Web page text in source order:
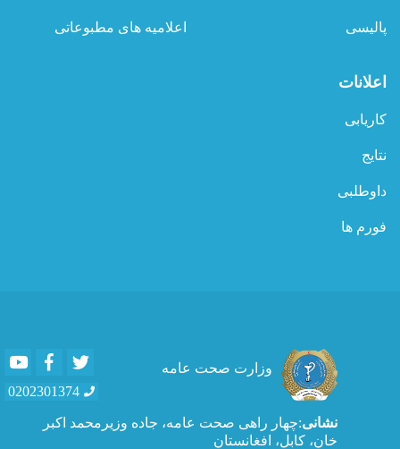
پالیسی اعلامیه های مطبوعاتی
اعلانات
کاریابی
نتایج
داوطلبی
فورم ها
وزارت صحت عامه
YoutubeFacebook
0202301374
نشانی:چهار راهی صحت عامه، جاده وزیرمحمد اکبر
خان، کابل، افغانستان